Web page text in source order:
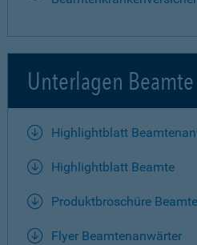
Unterlagen Beamte
Highlightblatt
Highlightblatt Beamte
Produktbroschüre
Flyer Beamtenanwärter